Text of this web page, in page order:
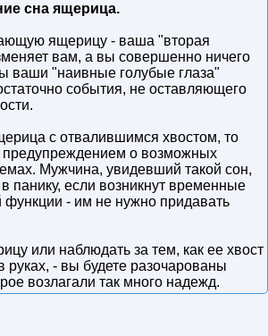
сна ящерица.
ящерицу - ваша "вторая
вам, а вы совершенно ничего
ваши "наивные голубые глаза"
события, не оставляющего
с отвалившимся хвостом, то
предупреждением о возможных
Мужчина, увидевший такой сон,
панику, если возникнут временные
функции - им не нужно придавать
или наблюдать за тем, как ее хвост
руках, - вы будете разочарованы
возлагали так много надежд.